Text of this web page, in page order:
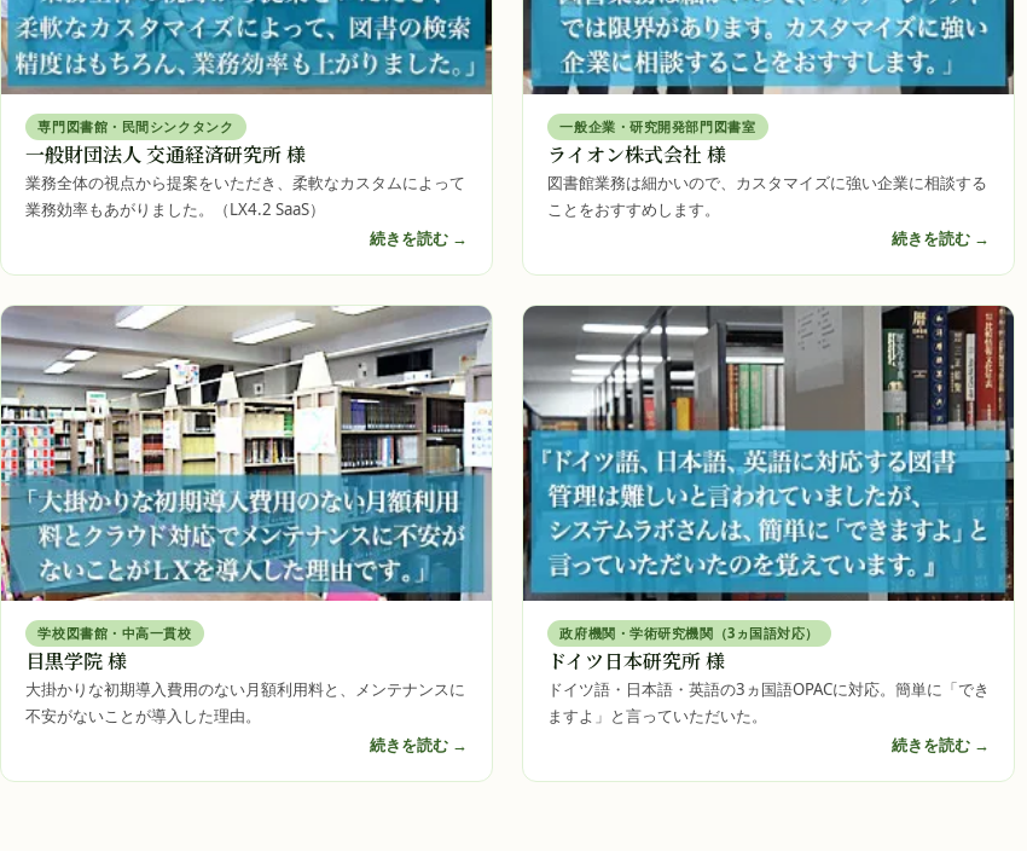
専門図書館・民間シンクタンク
一般財団法人 交通経済研究所 様
業務全体の視点から提案をいただき、柔軟なカスタムによって
業務効率もあがりました。（LX4.2 SaaS）
続きを読む →
一般企業・研究開発部門図書室
ライオン株式会社 様
図書館業務は細かいので、カスタマイズに強い企業に相談する
ことをおすすめします。
続きを読む →
学校図書館・中高一貫校
目黒学院 様
大掛かりな初期導入費用のない月額利用料と、メンテナンスに
不安がないことが導入した理由。
続きを読む →
政府機関・学術研究機関（3ヵ国語対応）
ドイツ日本研究所 様
ドイツ語・日本語・英語の3ヵ国語OPACに対応。簡単に「でき
ますよ」と言っていただいた。
続きを読む →